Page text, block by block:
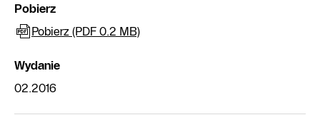
Pobierz
Pobierz (PDF 0.2 MB)
Wydanie
02.2016